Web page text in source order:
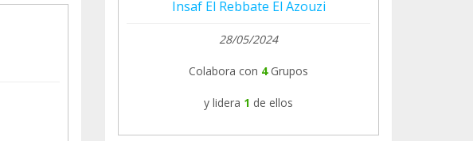
Insaf El Rebbate El Azouzi
28/05/2024
Colabora con 4Grupos
y lidera 1 de ellos